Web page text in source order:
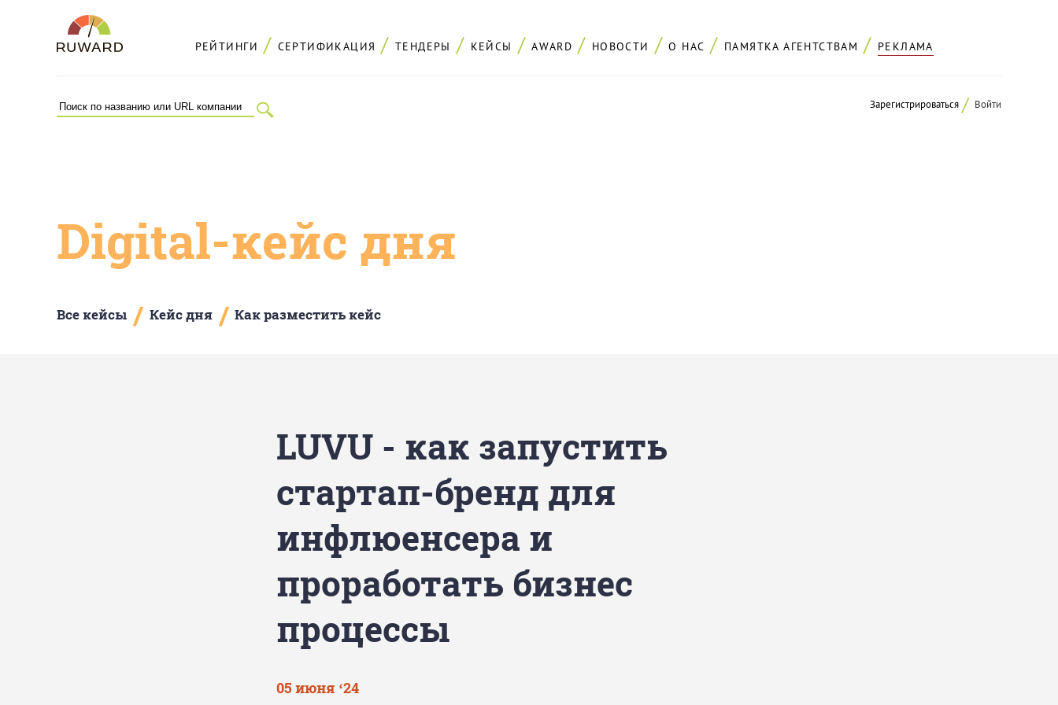
РЕЙТИНГИ СЕРТИФИКАЦИЯ ТЕНДЕРЫ КЕЙСЫ AWARD НОВОСТИ О НАС ПАМЯТКА АГЕНТСТВАМ РЕКЛАМА
Зарегистрироваться Войти
Digital-кейс дня
Все кейсы / Кейс дня / Как разместить кейс
LUVU - как запустить
стартап-бренд для
инфлюенсера и
проработать бизнес
процессы
05 июня ‘24